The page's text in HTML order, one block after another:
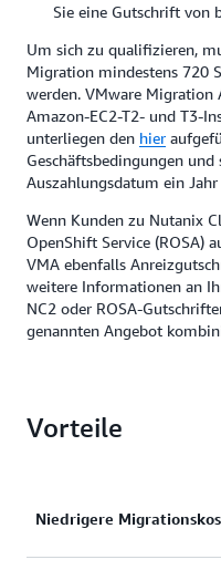
Sie eine Gutschrift von
Um sich zu qualifizieren,
Migration mindestens 720
werden. VMware Migration
Amazon-EC2-T2- und T3-
unterliegen den hier
Geschäftsbedingungen
Auszahlungsdatum ein
Wenn Kunden zu Nutanix
OpenShift Service (ROSA)
VMA ebenfalls
weitere Informationen an
NC2 oder ROSA-
genannten Angebot
Vorteile
Niedrigere